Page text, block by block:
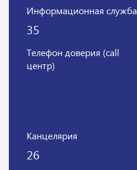
Информационная служба
35
Телефон доверия (call
центр)
Канцелярия
26